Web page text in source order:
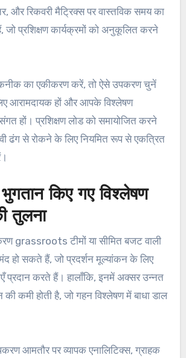
और रिकवरी मैट्रिक्स पर वास्तविक समय का
जो प्रशिक्षण कार्यक्रमों को अनुकूलित करने
का एकीकरण करें, तो ऐसे उपकरण चुनें
आरामदायक हों और आपके विश्लेषण
हों। प्रशिक्षण लोड को समायोजित करने
ढंग से रोकने के लिए नियमित रूप से एकत्रित
किए गए विश्लेषण
तुलना
grassroots टीमों या सीमित बजट वाली
हो सकते हैं, जो प्रदर्शन मूल्यांकन के लिए
प्रदान करते हैं। हालाँकि, इनमें अक्सर उन्नत
कमी होती है, जो गहन विश्लेषण में बाधा डाल
आमतौर पर व्यापक एनालिटिक्स, ग्राहक